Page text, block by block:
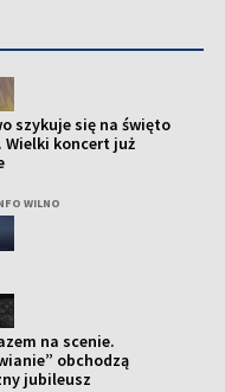
szykuje się na święto
Wielki koncert już
WILNO
na scenie.
obchodzą
jubileusz